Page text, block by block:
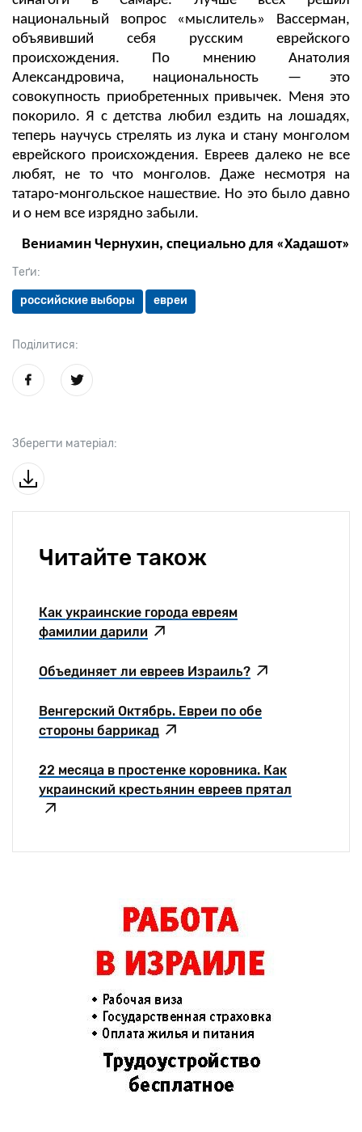
Теґи:
российские выборы евреи
Поділитися:
Зберегти матеріал:
национальный вопрос «мыслитель» Вассерман,
объявивший себя русским еврейского
происхождения. По мнению Анатолия
Александровича, национальность — это
совокупность приобретенных привычек. Меня это
покорило. Я с детства любил ездить на лошадях,
теперь научусь стрелять из лука и стану монголом
еврейского происхождения. Евреев далеко не все
любят, не то что монголов. Даже несмотря на
татаро-монгольское нашествие. Но это было давно
и о нем все изрядно забыли.
Вениамин Чернухин, специально для «Хадашот»
Читайте також
Как украинские города евреям
фамилии дарили
Объединяет ли евреев Израиль?
Венгерский Октябрь. Евреи по обе
стороны баррикад
22 месяца в простенке коровника. Как
украинский крестьянин евреев прятал